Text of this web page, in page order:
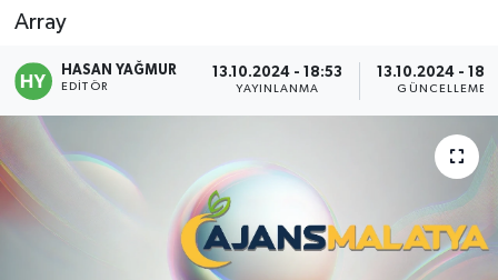
Array
HASAN YAĞMUR
EDITÖR
13.10.2024 - 18:53
YAYINLANMA
13.10.2024 -
GÜNCELLEME
Kadın
Kültür & Sanat
Magazin
Tüm Manşetler
Son Dakika Haberleri
Haber Arşivi